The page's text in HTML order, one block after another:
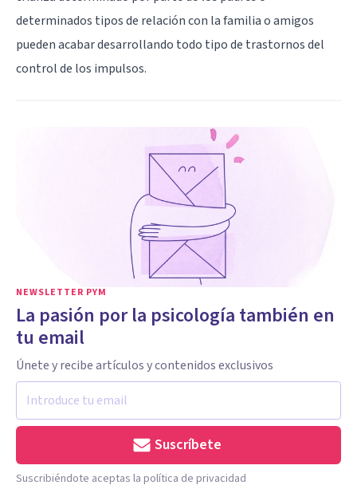
determinados tipos de relación con la familia o amigos
pueden acabar desarrollando todo tipo de trastornos del
control de los impulsos.
NEWSLETTER PYM
La pasión por la psicología también en
tu email
Únete y recibe artículos y contenidos exclusivos
Suscríbete
Suscribiéndote aceptas la política de privacidad